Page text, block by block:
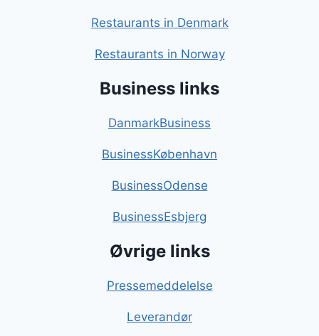
Restaurants in Denmark
Restaurants in Norway
Business links
DanmarkBusiness
BusinessKøbenhavn
BusinessOdense
BusinessEsbjerg
Øvrige links
Pressemeddelelse
Leverandør